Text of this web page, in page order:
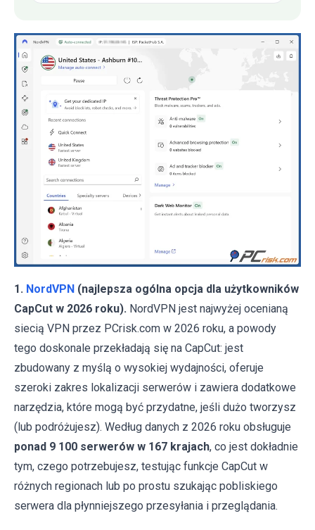
1. NordVPN (najlepsza ogólna opcja dla użytkowników
CapCut w 2026 roku). NordVPN jest najwyżej ocenianą
siecią VPN przez PCrisk.com w 2026 roku, a powody
tego doskonale przekładają się na CapCut: jest
zbudowany z myślą o wysokiej wydajności, oferuje
szeroki zakres lokalizacji serwerów i zawiera dodatkowe
narzędzia, które mogą być przydatne, jeśli dużo tworzysz
(lub podróżujesz). Według danych z 2026 roku obsługuje
ponad 9 100 serwerów w 167 krajach, co jest dokładnie
tym, czego potrzebujesz, testując funkcje CapCut w
różnych regionach lub po prostu szukając pobliskiego
serwera dla płynniejszego przesyłania i przeglądania.